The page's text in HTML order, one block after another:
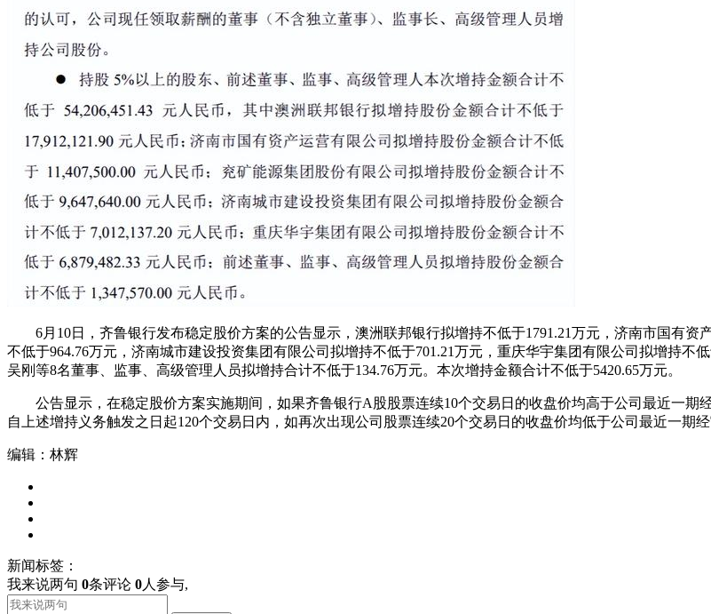
6月10日，齐鲁银行发布稳定股价方案的公告显示，澳洲联邦银行拟增持不低于1791.21万元，济南市国有资
不低于964.76万元，济南城市建设投资集团有限公司拟增持不低于701.21万元，重庆华宇集团有限公司拟增持不
吴刚等8名董事、监事、高级管理人员拟增持合计不低于134.76万元。本次增持金额合计不低于5420.65万元。
公告显示，在稳定股价方案实施期间，如果齐鲁银行A股股票连续10个交易日的收盘价均高于公司最近一期
自上述增持义务触发之日起120个交易日内，如再次出现公司股票连续20个交易日的收盘价均低于公司最近一期
编辑：林辉
新闻标签：
我来说两句 0条评论 0人参与,